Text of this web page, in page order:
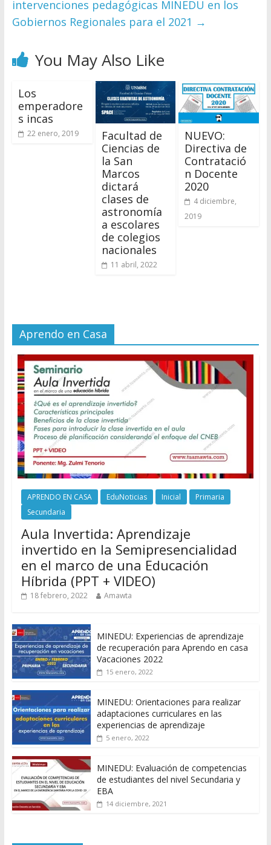
intervenciones pedagógicas MINEDU en los
Gobiernos Regionales para el 2021 →
You May Also Like
Los
emperadore
s incas
22 enero, 2019
Facultad de
Ciencias de
la San
Marcos
dictará
clases de
astronomía
a escolares
de colegios
nacionales
11 abril, 2022
NUEVO:
Directiva de
Contratació
n Docente
2020
4 diciembre,
2019
Aprendo en Casa
APRENDO EN CASA EduNoticias Inicial
Primaria
Secundaria
Aula Invertida: Aprendizaje
invertido en la Semipresencialidad
en el marco de una Educación
Híbrida (PPT + VIDEO)
18 febrero, 2022 Amawta
MINEDU: Experiencias de aprendizaje
de recuperación para Aprendo en casa
Vacaciones 2022
15 enero, 2022
MINEDU: Orientaciones para realizar
adaptaciones curriculares en las
experiencias de aprendizaje
5 enero, 2022
MINEDU: Evaluación de competencias
de estudiantes del nivel Secundaria y
EBA
14 diciembre, 2021